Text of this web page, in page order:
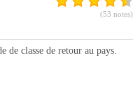
(53 notes)
de classe de retour au pays.